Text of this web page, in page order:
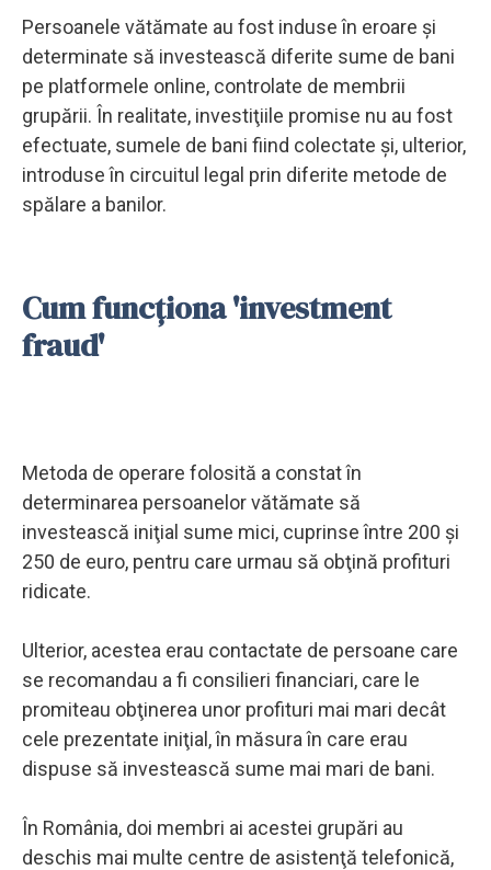
Persoanele vătămate au fost induse în eroare şi
determinate să investească diferite sume de bani
pe platformele online, controlate de membrii
grupării. În realitate, investiţiile promise nu au fost
efectuate, sumele de bani fiind colectate şi, ulterior,
introduse în circuitul legal prin diferite metode de
spălare a banilor.
Cum funcționa 'investment
fraud'
Metoda de operare folosită a constat în
determinarea persoanelor vătămate să
investească iniţial sume mici, cuprinse între 200 şi
250 de euro, pentru care urmau să obţină profituri
ridicate.
Ulterior, acestea erau contactate de persoane care
se recomandau a fi consilieri financiari, care le
promiteau obţinerea unor profituri mai mari decât
cele prezentate iniţial, în măsura în care erau
dispuse să investească sume mai mari de bani.
În România, doi membri ai acestei grupări au
deschis mai multe centre de asistenţă telefonică,